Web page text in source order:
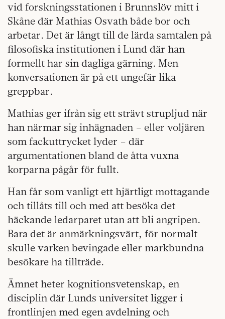
vid forskningsstationen i Brunnslöv mitt i
Skåne där Mathias Osvath både bor och
arbetar. Det är långt till de lärda samtalen på
filosofiska institutionen i Lund där han
formellt har sin dagliga gärning. Men
konversationen är på ett ungefär lika
greppbar.
Mathias ger ifrån sig ett strävt strupljud när
han närmar sig inhägnaden – eller voljären
som fackuttrycket lyder – där
argumentationen bland de åtta vuxna
korparna pågår för fullt.
Han får som vanligt ett hjärtligt mottagande
och tillåts till och med att besöka det
häckande ledarparet utan att bli angripen.
Bara det är anmärkningsvärt, för normalt
skulle varken bevingade eller markbundna
besökare ha tillträde.
Ämnet heter kognitionsvetenskap, en
disciplin där Lunds universitet ligger i
frontlinjen med egen avdelning och